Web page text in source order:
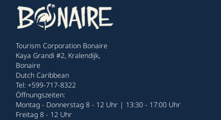
Tourism Corporation Bonaire
Kaya Grandi #2, Kralendijk,
Bonaire
Dutch Caribbean
Tel: +599-717-8322
Öffnungszeiten:
Montag - Donnerstag 8 - 12 Uhr | 13:30 - 17:00 Uhr
Freitag 8 - 12 Uhr